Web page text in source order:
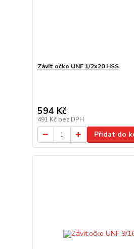
Závit.očko UNF 1/2x20 HSS
594 Kč
491 Kč bez DPH
Přidat do